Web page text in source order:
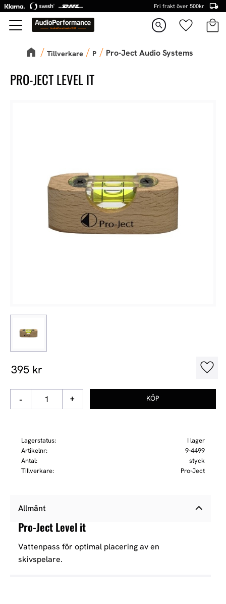
Meny
Fri frakt över 500kr
search Favoriter
Tillverkare P Pro-Ject Audio Systems
PRO-JECT LEVEL IT
395 kr
+
-
Lagerstatus
I lager
Artikelnr
9-4499
Antal
styck
Tillverkare
Pro-Ject
Allmänt
Pro-Ject Level it
Vattenpass för optimal placering av en
skivspelare.